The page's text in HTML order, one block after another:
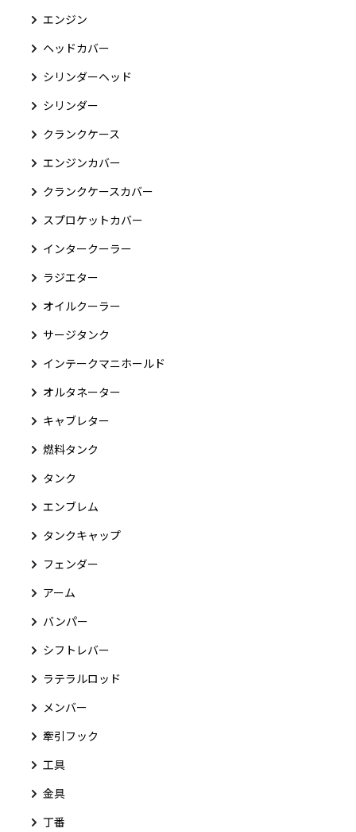
エンジン
ヘッドカバー
シリンダーヘッド
シリンダー
クランクケース
エンジンカバー
クランクケースカバー
スプロケットカバー
インタークーラー
ラジエター
オイルクーラー
サージタンク
インテークマニホールド
オルタネーター
キャブレター
燃料タンク
タンク
エンブレム
タンクキャップ
フェンダー
アーム
バンパー
シフトレバー
ラテラルロッド
メンバー
牽引フック
工具
金具
丁番